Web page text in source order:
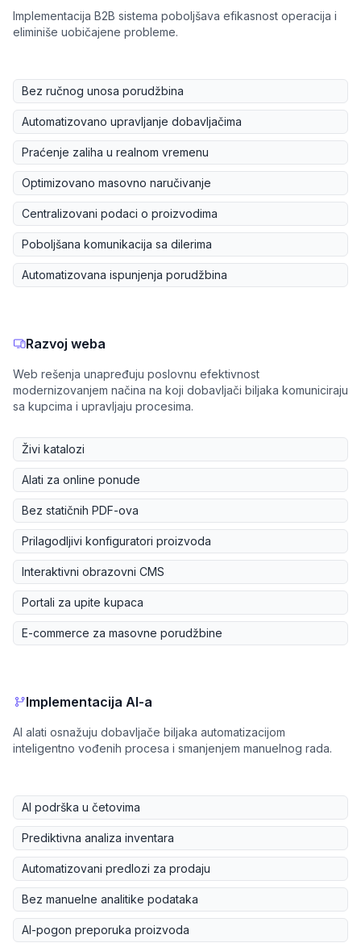
Implementacija B2B sistema poboljšava efikasnost operacija i
eliminiše uobičajene probleme.
Bez ručnog unosa porudžbina
Automatizovano upravljanje dobavljačima
Praćenje zaliha u realnom vremenu
Optimizovano masovno naručivanje
Centralizovani podaci o proizvodima
Poboljšana komunikacija sa dilerima
Automatizovana ispunjenja porudžbina
Razvoj weba
Web rešenja unapređuju poslovnu efektivnost
modernizovanjem načina na koji dobavljači biljaka komuniciraju
sa kupcima i upravljaju procesima.
Živi katalozi
Alati za online ponude
Bez statičnih PDF-ova
Prilagodljivi konfiguratori proizvoda
Interaktivni obrazovni CMS
Portali za upite kupaca
E-commerce za masovne porudžbine
Implementacija AI-a
AI alati osnažuju dobavljače biljaka automatizacijom
inteligentno vođenih procesa i smanjenjem manuelnog rada.
AI podrška u četovima
Prediktivna analiza inventara
Automatizovani predlozi za prodaju
Bez manuelne analitike podataka
AI-pogon preporuka proizvoda